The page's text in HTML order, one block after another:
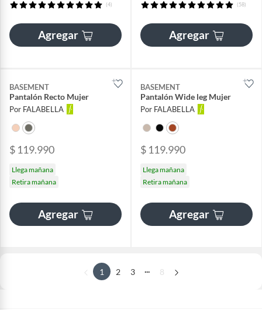
(4)
Agregar
(58)
Agregar
BASEMENT
Pantalón Recto Mujer
Por FALABELLA
$ 119.990
Llega mañana
Retira mañana
Agregar
BASEMENT
Pantalón Wide leg Mujer
Por FALABELLA
$ 119.990
Llega mañana
Retira mañana
Agregar
1 2 3 ... 8